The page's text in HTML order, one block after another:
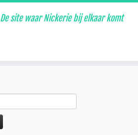
De site waar Nickerie bij elkaar komt